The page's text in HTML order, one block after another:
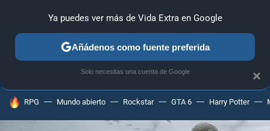
ANÁLISIS GUÍAS Y TRUCOS PC SONY NINTENDO
HOY SE HABLA DE
RPG Mundo abierto Rockstar GTA 6 Harry Potter
×
Ya puedes ver más de Vida Extra en Google
Añádenos como fuente preferida
Solo necesitas una cuenta de Google